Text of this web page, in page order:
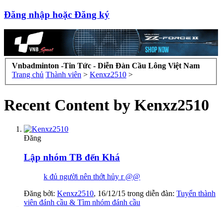
Đăng nhập hoặc Đăng ký
Vnbadminton -Tin Tức - Diễn Đàn Cầu Lông Việt Nam
Trang chủ Thành viên > Kenxz2510 >
Recent Content by Kenxz2510
Đăng
Lập nhóm TB đến Khá
k đủ người nên thớt hủy r @@
Đăng bởi: Kenxz2510, 16/12/15 trong diễn đàn: Tuyển thành
viên đánh cầu & Tìm nhóm đánh cầu